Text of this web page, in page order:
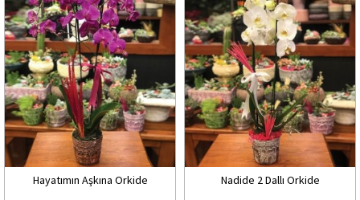
Hayatımın Aşkına Orkide Nadide 2 Dallı Orkide